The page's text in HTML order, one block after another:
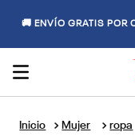
🚚 ENVÍO GRATIS
Mujer ropa